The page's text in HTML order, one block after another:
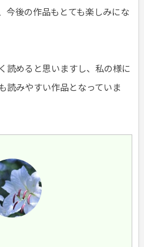
今後の作品もとても楽しみにな
読めると思いますし、私の様に
読みやすい作品となっていま